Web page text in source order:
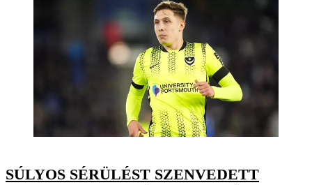
SÚLYOS SÉRÜLÉST SZENVEDETT